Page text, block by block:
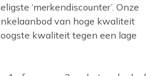
‘merkendiscounter’. Onze
van hoge kwaliteit
kwaliteit tegen een lage